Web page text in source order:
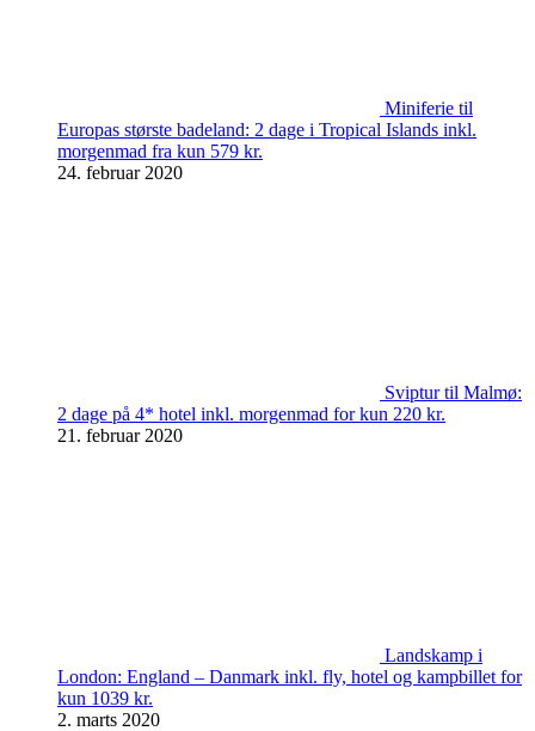
Miniferie til
Europas største badeland: 2 dage i Tropical Islands inkl.
morgenmad fra kun 579 kr.
24. februar 2020
Sviptur til Malmø:
2 dage på 4* hotel inkl. morgenmad for kun 220 kr.
21. februar 2020
Landskamp i
London: England – Danmark inkl. fly, hotel og kampbillet for
kun 1039 kr.
2. marts 2020